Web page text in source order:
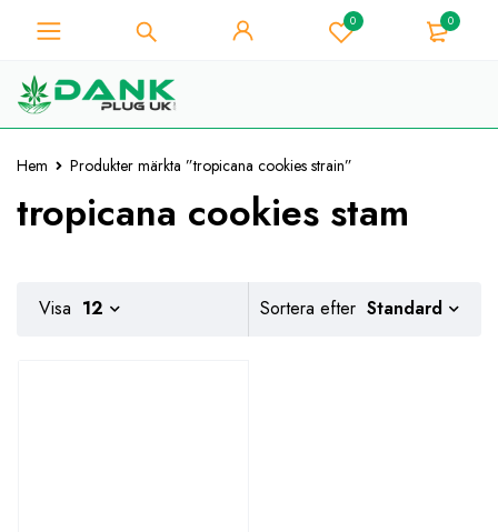
0 0
Hem Produkter märkta ”tropicana cookies strain”
tropicana cookies stam
Sortera efter Standard
Visa 12
För Weed Lover - Få 10%
omedelbar rabatt på varje
"WELCOME10"